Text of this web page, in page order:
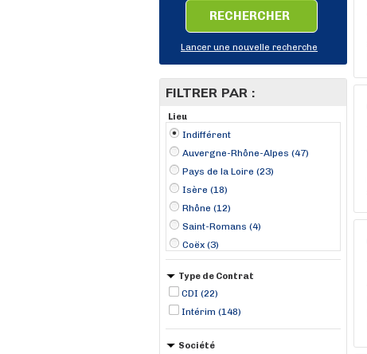
RECHERCHER
Lancer une nouvelle recherche
FILTRER PAR :
Lieu
Indifférent
Auvergne-Rhône-Alpes (47)
Pays de la Loire (23)
Isère (18)
Rhône (12)
Saint-Romans (4)
Coëx (3)
Landivisiau (3)
Andrézieux (2)
Angers (2)
Arnaville (2)
Type de Contrat
CDI (22)
Intérim (148)
Société